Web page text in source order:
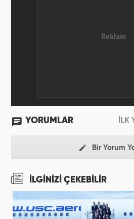
Yeni Şafak'ta kültür sanat,
YORUMLAR İLK
Bir Yorum
İLGİNİZİ ÇEKEBİLİR